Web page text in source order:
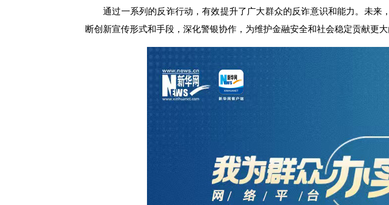
通过一系列的反诈行动，有效提升了广大群众的反诈意识和能力。未来
断创新宣传形式和手段，深化警银协作，为维护金融安全和社会稳定贡献更大